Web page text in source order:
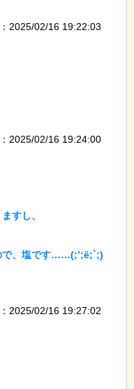
2025/02/16 19:22:03
2025/02/16 19:24:00
すし、
で、塩です……(;’;ё;`;)
2025/02/16 19:27:02